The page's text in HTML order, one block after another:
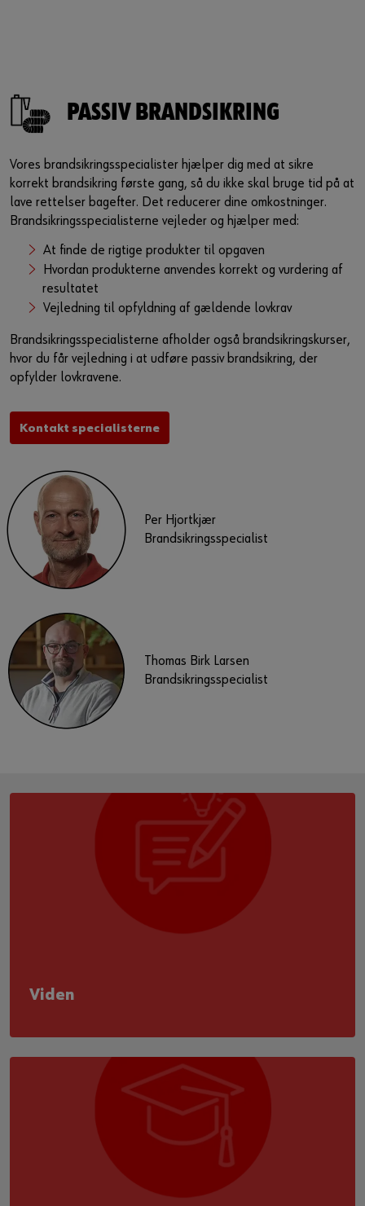
PASSIV BRANDSIKRING
Vores brandsikringsspecialister hjælper dig med at sikre
korrekt brandsikring første gang, så du ikke skal bruge tid på at
lave rettelser bagefter. Det reducerer dine omkostninger.
Brandsikringsspecialisterne vejleder og hjælper med:
At finde de rigtige produkter til opgaven
Hvordan produkterne anvendes korrekt og vurdering af
resultatet
Vejledning til opfyldning af gældende lovkrav
Brandsikringsspecialisterne afholder også brandsikringskurser,
hvor du får vejledning i at udføre passiv brandsikring, der
opfylder lovkravene.
Kontakt specialisterne
Per Hjortkjær
Brandsikringsspecialist
Thomas Birk Larsen
Brandsikringsspecialist
Viden